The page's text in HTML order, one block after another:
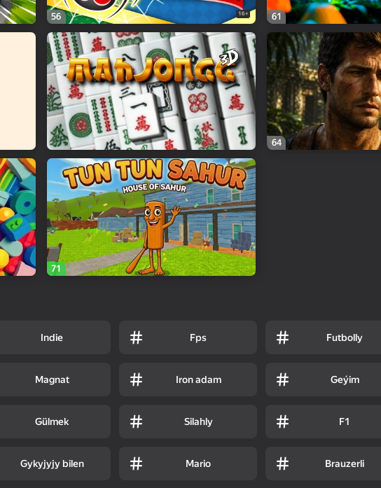
56 16+ 61
64
71
Indie Fps Futbolly
Magnat Iron adam Geýim
Gülmek Silahly F1
Gykyjyjy bilen Mario Brauzerli